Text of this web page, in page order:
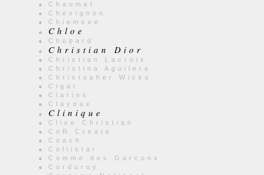
Chaumet
Chevignon
Chiemsee
Chloe
Chopard
Christian Dior
Christian Lacroix
Christina Aguilera
Christopher Wicks
Cigar
Clarins
Clayeux
Clinique
Clive Christian
CnR Create
Coach
Collistar
Comme des Garcons
Corduroy